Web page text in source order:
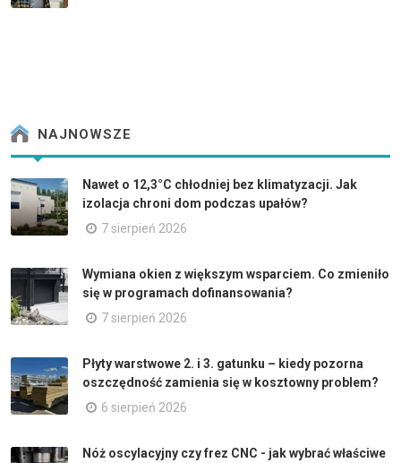
NAJNOWSZE
Nawet o 12,3°C chłodniej bez klimatyzacji. Jak
izolacja chroni dom podczas upałów?
7 sierpień 2026
Wymiana okien z większym wsparciem. Co zmieniło
się w programach dofinansowania?
7 sierpień 2026
Płyty warstwowe 2. i 3. gatunku – kiedy pozorna
oszczędność zamienia się w kosztowny problem?
6 sierpień 2026
Nóż oscylacyjny czy frez CNC - jak wybrać właściwe